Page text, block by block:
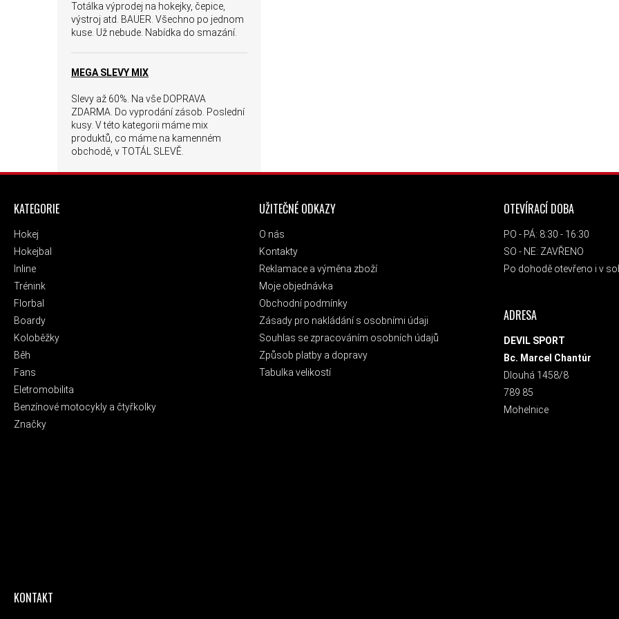
Totálka výprodej na hokejky, čepice,
výstroj atd. BAUER. Všechno po jednom
kuse. Už nebude. Nabídka do smazání.
MEGA SLEVY MIX
Slevy až 60%. Na vše DOPRAVA
ZDARMA. Do vyprodání zásob. Poslední
kusy. V této kategorii máme mix
produktů, co máme na kamenném
obchodě, v TOTÁL SLEVĚ.
ZÁPATÍ
KATEGORIE
Hokej
Hokejbal
Inline
Trénink
Florbal
Boardy
Koloběžky
Běh
Fans
Eletromobilita
Benzínové motocykly a čtyřkolky
Značky
UŽITEČNÉ ODKAZY
O nás
Kontakty
Reklamace a výměna zboží
Moje objednávka
Obchodní podmínky
Zásady pro nakládání s osobními údaji
Souhlas se zpracováním osobních údajů
Způsob platby a dopravy
Tabulka velikostí
OTEVÍRACÍ DOBA
PO - PÁ: 8:30 - 16:30
SO - NE: ZAVŘENO
Po dohodě otevřeno i v
ADRESA
DEVIL SPORT
Bc. Marcel Chantúr
Dlouhá 1458/8
789 85
Mohelnice
KONTAKT